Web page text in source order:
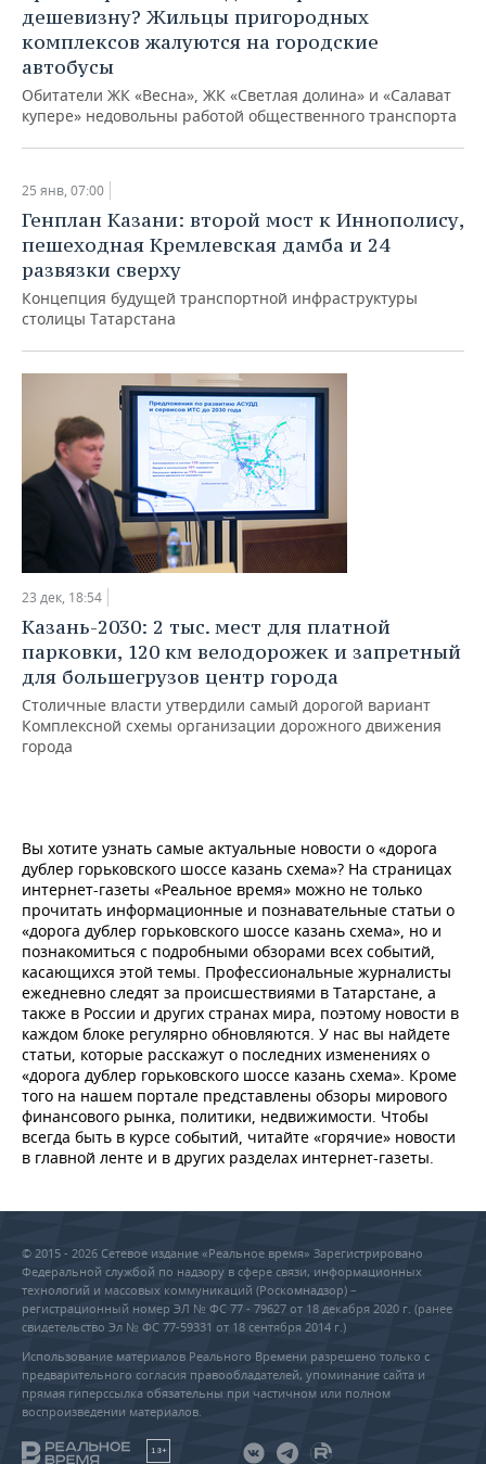
дешевизну? Жильцы пригородных
комплексов жалуются на городские
автобусы
Обитатели ЖК «Весна», ЖК «Светлая долина» и «Салават
купере» недовольны работой общественного транспорта
25 янв, 07:00
Генплан Казани: второй мост к Иннополису,
пешеходная Кремлевская дамба и 24
развязки сверху
Концепция будущей транспортной инфраструктуры
столицы Татарстана
23 дек, 18:54
Казань-2030: 2 тыс. мест для платной
парковки, 120 км велодорожек и запретный
для большегрузов центр города
Столичные власти утвердили самый дорогой вариант
Комплексной схемы организации дорожного движения
города
Вы хотите узнать самые актуальные новости о «дорога
дублер горьковского шоссе казань схема»? На страницах
интернет-газеты «Реальное время» можно не только
прочитать информационные и познавательные статьи о
«дорога дублер горьковского шоссе казань схема», но и
познакомиться с подробными обзорами всех событий,
касающихся этой темы. Профессиональные журналисты
ежедневно следят за происшествиями в Татарстане, а
также в России и других странах мира, поэтому новости в
каждом блоке регулярно обновляются. У нас вы найдете
статьи, которые расскажут о последних изменениях о
«дорога дублер горьковского шоссе казань схема». Кроме
того на нашем портале представлены обзоры мирового
финансового рынка, политики, недвижимости. Чтобы
всегда быть в курсе событий, читайте «горячие» новости
в главной ленте и в других разделах интернет-газеты.
© 2015 - 2026 Сетевое издание «Реальное время» Зарегистрировано
Федеральной службой по надзору в сфере связи, информационных
технологий и массовых коммуникаций (Роскомнадзор) –
регистрационный номер ЭЛ № ФС 77 - 79627 от 18 декабря 2020 г. (ранее
свидетельство Эл № ФС 77-59331 от 18 сентября 2014 г.)
Использование материалов Реального Времени разрешено только с
предварительного согласия правообладателей, упоминание сайта и
прямая гиперссылка обязательны при частичном или полном
воспроизведении материалов.
18+